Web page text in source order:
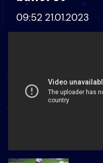
09:52 21.01.2023